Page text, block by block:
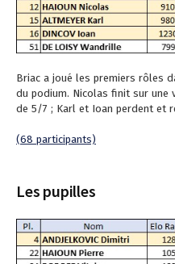
Briac a joué les premiers rôles
du podium. Nicolas finit sur une
de 5/7 ; Karl et Ioan perdent et
(68 participants)
Les pupilles